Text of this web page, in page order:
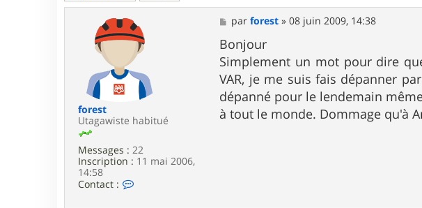
forest
Utagawiste habitué
Messages : 22
Inscription : 11 mai 2006,
14:58
Contact :
M
e
s
s
a
g
e
parforest »08 juin 2009, 14:38
Bonjour
Simplement un mot pour dire
VAR, je me suis fais dépanner
dépanné pour le lendemain
à tout le monde. Dommage qu'à